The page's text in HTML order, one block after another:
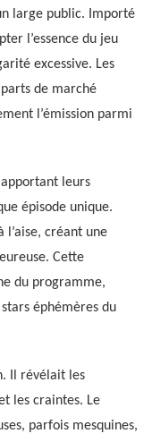
large public. Importé
l’essence du jeu
excessive. Les
de marché
l’émission parmi
apportant leurs
épisode unique.
l’aise, créant une
Cette
du programme,
éphémères du
Il révélait les
les craintes. Le
parfois mesquines,